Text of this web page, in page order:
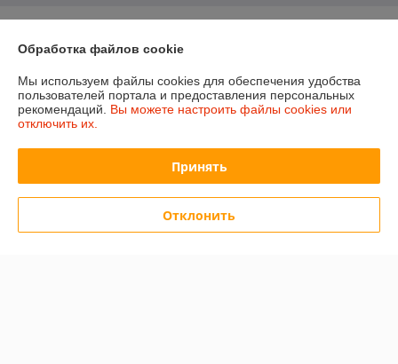
Доставка и оплата
График работы
Политика обработки cookies
Обработка файлов cookie
Мы используем файлы cookies для обеспечения удобства
пользователей портала и предоставления персональных
рекомендаций. Вы можете настроить файлы cookies или
отключить их.
Принять
Отклонить